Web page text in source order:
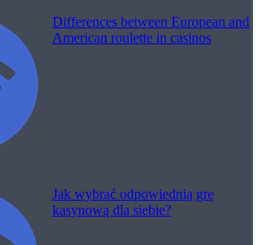
Differences between European and
American roulette in casinos
Jak wybrać odpowiednią grę
kasynową dla siebie?